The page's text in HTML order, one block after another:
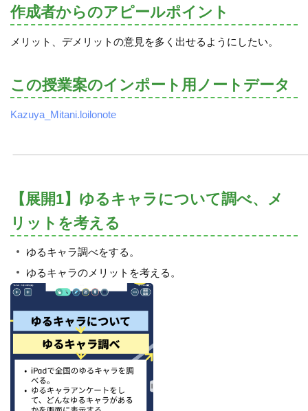
作成者からのアピールポイント
メリット、デメリットの意見を多く出せるようにしたい。
この授業案のインポート用ノートデータ
Kazuya_Mitani.loilonote
【展開1】ゆるキャラについて調べ、メ
リットを考える
ゆるキャラ調べをする。
ゆるキャラのメリットを考える。